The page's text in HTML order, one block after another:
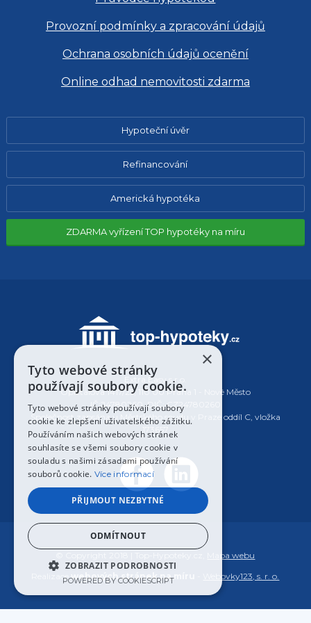
Provozní podmínky a zpracování údajů
Ochrana osobních údajů ocenění
Online odhad nemovitosti zdarma
Hypoteční úvěr
Refinancování
Americká hypotéka
ZDARMA vyřízení TOP hypotéky na míru
Extra Easy s.r.o.
Opletalova 1417/25, 110 00 Praha 1 - Nové Město
IČ:24780260, DIČ: CZ24780260
Společnost zapsána u Městského soudu v Praze oddíl C, vložka
173657
Mapa webu
Realizacewebových stránek na míru Webovky123, s. r. o.
×
Tyto webové stránky
používají soubory cookie.
Tyto webové stránky používají soubory
cookie ke zlepšení uživatelského zážitku.
Používáním našich webových stránek
souhlasíte se všemi soubory cookie v
souladu s našimi zásadami používání
souborů cookie. Více informací
PŘIJMOUT NEZBYTNÉ
ODMÍTNOUT
ZOBRAZIT PODROBNOSTI
POWERED BY COOKIESCRIPT